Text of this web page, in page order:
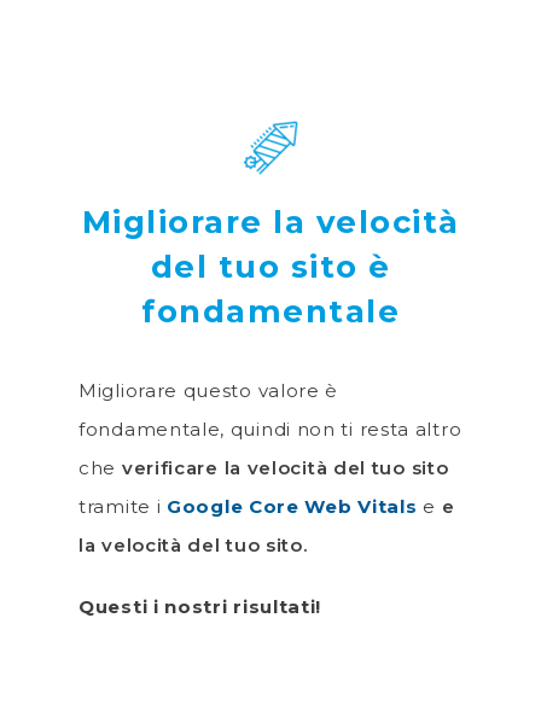
Migliorare la velocità
del tuo sito è
fondamentale
Migliorare questo valore è
fondamentale, quindi non ti resta altro
che verificare la velocità del tuo sito
tramite i Google Core Web Vitals e e
la velocità del tuo sito.
Questi i nostri risultati!